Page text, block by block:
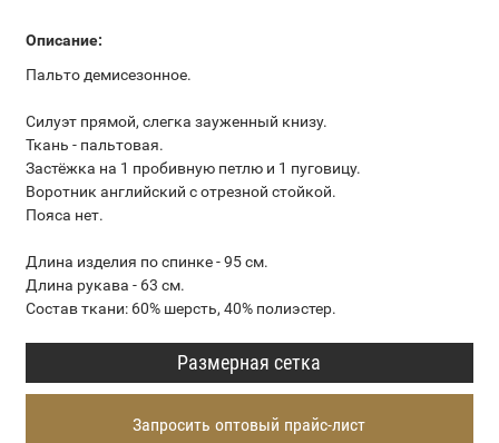
Описание:
Пальто демисезонное.
Силуэт прямой, слегка зауженный книзу.
Ткань - пальтовая.
Застёжка на 1 пробивную петлю и 1 пуговицу.
Воротник английский с отрезной стойкой.
Пояса нет.
Длина изделия по спинке - 95 см.
Длина рукава - 63 см.
Состав ткани: 60% шерсть, 40% полиэстер.
Размерная сетка
Запросить оптовый прайс-лист